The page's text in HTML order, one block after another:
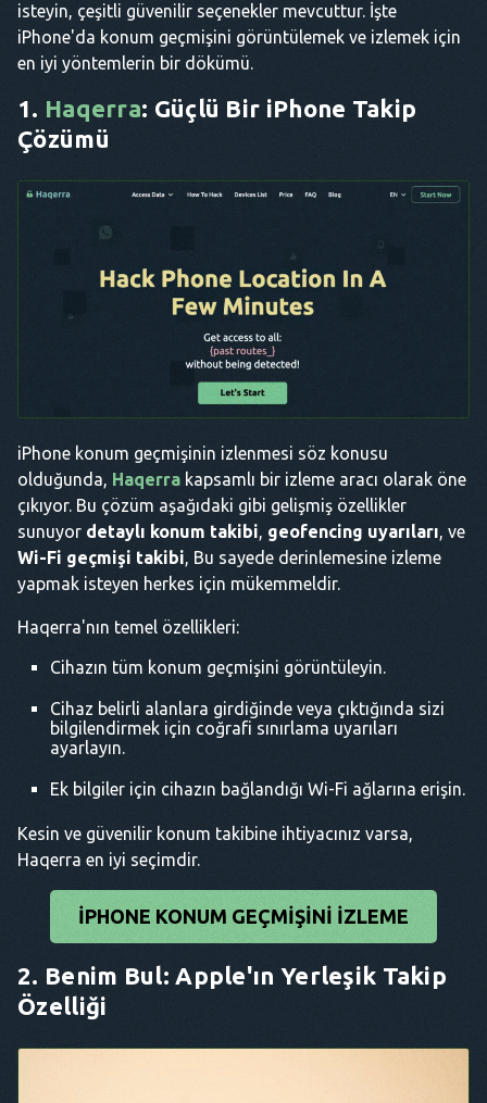
isteyin, çeşitli güvenilir seçenekler mevcuttur. İşte
iPhone'da konum geçmişini görüntülemek ve izlemek için
en iyi yöntemlerin bir dökümü.
1. Haqerra: Güçlü Bir iPhone Takip
Çözümü
iPhone konum geçmişinin izlenmesi söz konusu
olduğunda, Haqerra kapsamlı bir izleme aracı olarak öne
çıkıyor. Bu çözüm aşağıdaki gibi gelişmiş özellikler
sunuyor detaylı konum takibi, geofencing uyarıları, ve
Wi-Fi geçmişi takibi, Bu sayede derinlemesine izleme
yapmak isteyen herkes için mükemmeldir.
Haqerra'nın temel özellikleri:
Cihazın tüm konum geçmişini görüntüleyin.
Cihaz belirli alanlara girdiğinde veya çıktığında sizi
bilgilendirmek için coğrafi sınırlama uyarıları
ayarlayın.
Ek bilgiler için cihazın bağlandığı Wi-Fi ağlarına erişin.
Kesin ve güvenilir konum takibine ihtiyacınız varsa,
Haqerra en iyi seçimdir.
IPHONE KONUM GEÇMIŞINI IZLEME
2. Benim Bul: Apple'ın Yerleşik Takip
Özelliği